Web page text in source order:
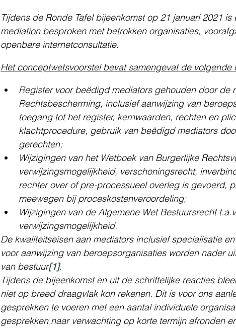
Tijdens de Ronde Tafel bijeenkomst op 21 januari 2021
mediation besproken met betrokken organisaties,
openbare internetconsultatie.
Het conceptwetsvoorstel bevat samengevat de volgende
Register voor beëdigd mediators gehouden door de
Rechtsbescherming, inclusief aanwijzing van
toegang tot het register, kernwaarden, rechten en
klachtprocedure, gebruik van beëdigd mediators
gerechten;
Wijzigingen van het Wetboek van Burgerlijke
verwijzingsmogelijkheid, verschoningsrecht,
rechter over of pre-processueel overleg is gevoerd,
meewegen bij proceskostenveroordeling;
Wijzigingen van de Algemene Wet Bestuursrecht
verwijzingsmogelijkheid.
De kwaliteitseisen aan mediators inclusief specialisatie
voor aanwijzing van beroepsorganisaties worden nader
van bestuur[1].
Tijdens de bijeenkomst en uit de schriftelijke reacties
niet op breed draagvlak kon rekenen. Dit is voor ons
gesprekken te voeren met een aantal individuele
gesprekken naar verwachting op korte termijn afronden